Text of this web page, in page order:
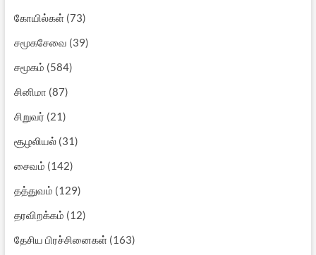
கோயில்கள்(73)
சமூகசேவை (39)
சமூகம் (584)
சினிமா (87)
சிறுவர் (21)
சூழலியல்(31)
சைவம் (142)
தத்துவம் (129)
தரவிறக்கம் (12)
தேசிய பிரச்சினைகள்(163)